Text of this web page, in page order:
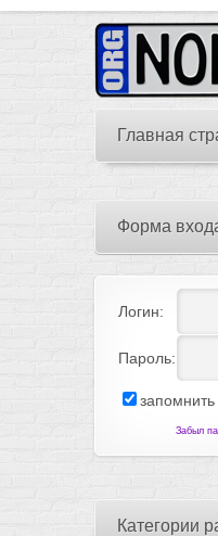
Главная
Форма
Логин:
Пароль:
запомнить
Забыл
Категории